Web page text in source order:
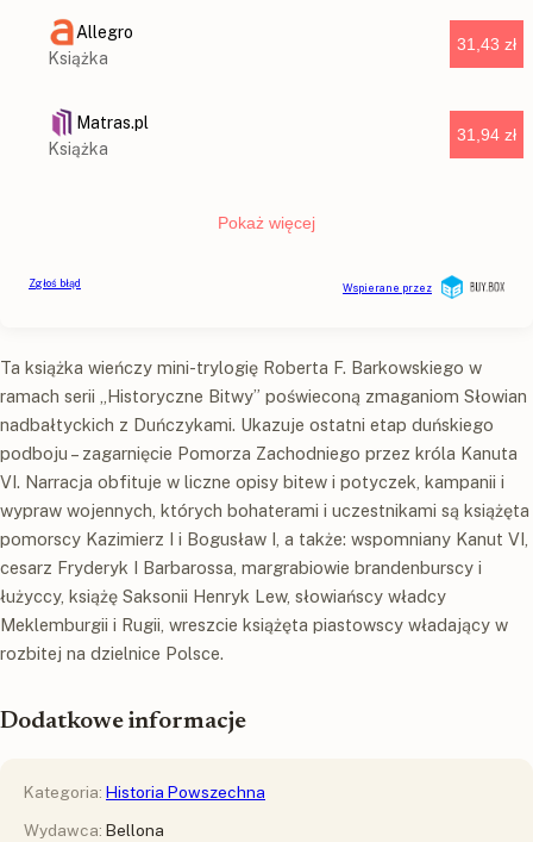
Ta książka wieńczy mini-trylogię Roberta F. Barkowskiego w
ramach serii „Historyczne Bitwy” poświeconą zmaganiom Słowian
nadbałtyckich z Duńczykami. Ukazuje ostatni etap duńskiego
podboju – zagarnięcie Pomorza Zachodniego przez króla Kanuta
VI. Narracja obfituje w liczne opisy bitew i potyczek, kampanii i
wypraw wojennych, których bohaterami i uczestnikami są książęta
pomorscy Kazimierz I i Bogusław I, a także: wspomniany Kanut VI,
cesarz Fryderyk I Barbarossa, margrabiowie brandenburscy i
łużyccy, książę Saksonii Henryk Lew, słowiańscy władcy
Meklemburgii i Rugii, wreszcie książęta piastowscy władający w
rozbitej na dzielnice Polsce.
Dodatkowe informacje
Kategoria: Historia Powszechna
Wydawca: Bellona